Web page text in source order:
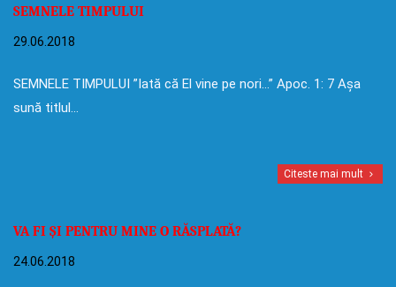
SEMNELE TIMPULUI
29.06.2018
SEMNELE TIMPULUI ”Iată că El vine pe nori…” Apoc. 1: 7 Așa
sună titlul…
Citeste mai mult
VA FI ȘI PENTRU MINE O RĂSPLATĂ?
24.06.2018